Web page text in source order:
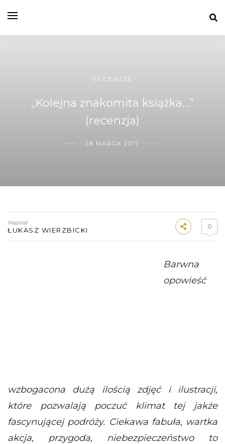
RECENZJE
„Kolejna znakomita książka…”
(recenzja)
28 MARCA 2017
Napisał
ŁUKASZ WIERZBICKI 0
Barwna
opowieść
wzbogacona dużą ilością zdjęć i ilustracji,
które pozwalają poczuć klimat tej jakże
fascynującej podróży. Ciekawa fabuła, wartka
akcja, przygoda, niebezpieczeństwo to